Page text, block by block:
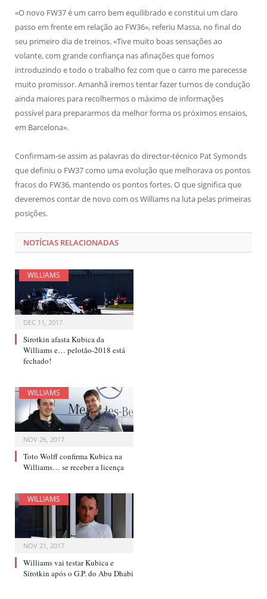
«O novo FW37 é um carro bem equilibrado e constitui um claro
passo em frente em relação ao FW36», referiu Massa, no final do
seu primeiro dia de treinos. «Tive muito boas sensações ao
volante, com grande confiança nas afinações que fomos
introduzindo e todo o trabalho fez com que o carro me parecesse
muito promissor. Amanhã iremos tentar fazer turnos de condução
ainda maiores para recolhermos o máximo de informações
possível para prepararmos da melhor forma os próximos ensaios,
em Barcelona».
Confirmam-se assim as palavras do director-técnico Pat Symonds
que definiu o FW37 como uma evolução que melhorava os pontos
fracos do FW36, mantendo os pontos fortes. O que significa que
deveremos contar de novo com os Williams na luta pelas primeiras
posições.
NOTÍCIAS RELACIONADAS
WILLIAMS
DEC 11, 2017
Sirotkin afasta Kubica da
Williams e… pelotão-2018 está
fechado!
WILLIAMS
NOV 26, 2017
Toto Wolff confirma Kubica na
Williams… se receber a licença
WILLIAMS
NOV 21, 2017
Williams vai testar Kubica e
Sirotkin após o G.P. do Abu Dhabi